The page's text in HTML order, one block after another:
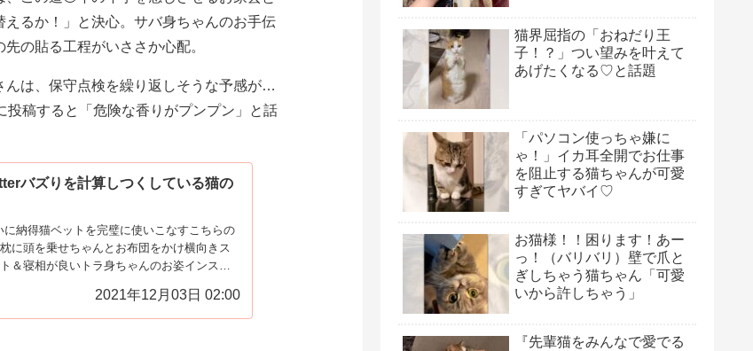
るか！」と決心。サバ身ちゃんのお手伝
の貼る工程がいささか心配。
んは、保守点検を繰り返しそうな予感が…
稿すると「危険な香りがプンプン」と話
バズりを計算しつくしている猫の
に納得猫ベットを完璧に使いこなすこちらの
に頭を乗せちゃんとお布団をかけ横向きス
＆寝相が良いトラ身ちゃんのお姿インスタ
2021年12月03日 02:00
猫界屈指の「おねだり王
子！？」つい望みを叶えて
あげたくなる♡と話題
「パソコン使っちゃ嫌に
ゃ！」イカ耳全開でお仕事
を阻止する猫ちゃんが可愛
すぎてヤバイ♡
お猫様！！困ります！あー
っ！（バリバリ）壁で爪と
ぎしちゃう猫ちゃん「可愛
いから許しちゃう」
『先輩猫をみんなで愛でる